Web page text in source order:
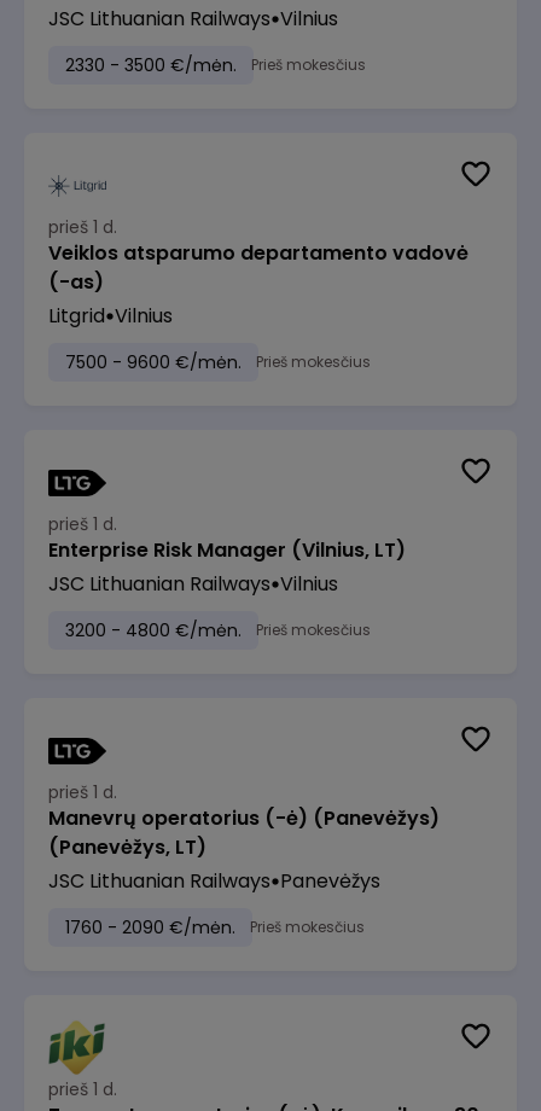
JSC Lithuanian Railways Vilnius
2330 - 3500 €/mėn. Prieš mokesčius
prieš 1 d.
Veiklos atsparumo departamento vadovė
(-as)
Litgrid Vilnius
7500 - 9600 €/mėn. Prieš mokesčius
prieš 1 d.
Enterprise Risk Manager (Vilnius, LT)
JSC Lithuanian Railways Vilnius
3200 - 4800 €/mėn. Prieš mokesčius
prieš 1 d.
Manevrų operatorius (-ė) (Panevėžys)
(Panevėžys, LT)
JSC Lithuanian Railways Panevėžys
1760 - 2090 €/mėn. Prieš mokesčius
prieš 1 d.